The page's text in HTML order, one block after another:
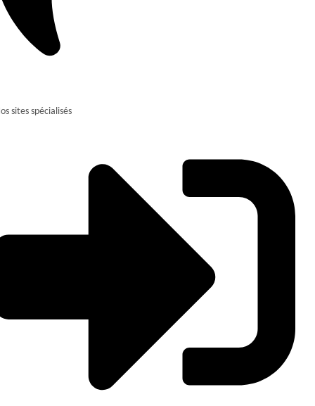
sites spécialisés